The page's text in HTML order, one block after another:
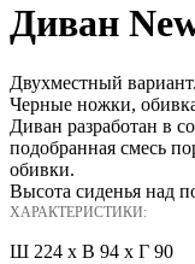
Диван
Двухместный вариант.
Черные ножки,
Диван разработан в
подобранная смесь
обивки.
Высота сиденья над
ХАРАКТЕРИСТИКИ:
Ш 224 x В 94 x Г 90